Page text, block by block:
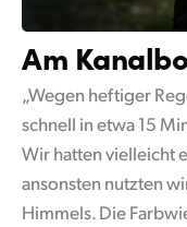
Am
„Wegen heftiger
schnell in etwa 15
Wir hatten vielleicht
ansonsten nutzten
Himmels. Die